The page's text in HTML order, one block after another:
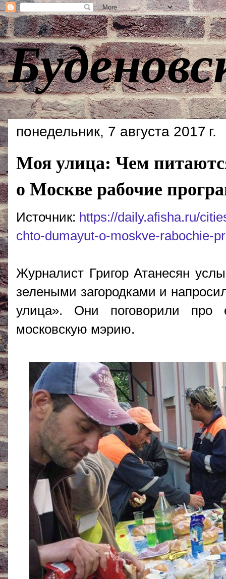
понедельник, 7 августа 2017 г.
Моя улица: Чем
о Москве рабочие
Источник: https://daily.afisha.ru/
chto-dumayut-o-moskve-rabochie-
Журналист Григор Атанесян
зелеными загородками и
улица». Они поговорили про
московскую мэрию.